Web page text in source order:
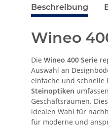
Beschreibung
Wineo
Die Wineo 400 Serie
Auswahl an
einfache und schnelle
Steinoptiken
Geschäftsräumen.
idealen Wahl für
für moderne und